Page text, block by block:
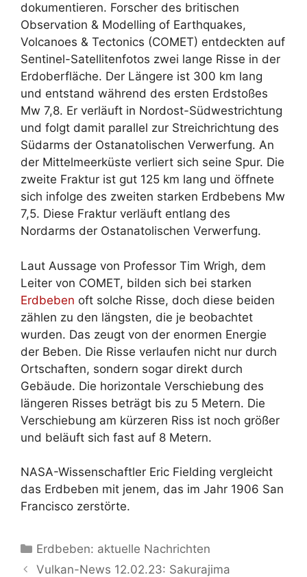
dokumentieren. Forscher des britischen
Observation & Modelling of Earthquakes,
Volcanoes & Tectonics (COMET) entdeckten auf
Sentinel-Satellitenfotos zwei lange Risse in der
Erdoberfläche. Der Längere ist 300 km lang
und entstand während des ersten Erdstoßes
Mw 7,8. Er verläuft in Nordost-Südwestrichtung
und folgt damit parallel zur Streichrichtung des
Südarms der Ostanatolischen Verwerfung. An
der Mittelmeerküste verliert sich seine Spur. Die
zweite Fraktur ist gut 125 km lang und öffnete
sich infolge des zweiten starken Erdbebens Mw
7,5. Diese Fraktur verläuft entlang des
Nordarms der Ostanatolischen Verwerfung.
Laut Aussage von Professor Tim Wrigh, dem
Leiter von COMET, bilden sich bei starken
Erdbeben oft solche Risse, doch diese beiden
zählen zu den längsten, die je beobachtet
wurden. Das zeugt von der enormen Energie
der Beben. Die Risse verlaufen nicht nur durch
Ortschaften, sondern sogar direkt durch
Gebäude. Die horizontale Verschiebung des
längeren Risses beträgt bis zu 5 Metern. Die
Verschiebung am kürzeren Riss ist noch größer
und beläuft sich fast auf 8 Metern.
NASA-Wissenschaftler Eric Fielding vergleicht
das Erdbeben mit jenem, das im Jahr 1906 San
Francisco zerstörte.
Kategorien
Erdbeben: aktuelle Nachrichten
Vulkan-News 12.02.23: Sakurajima